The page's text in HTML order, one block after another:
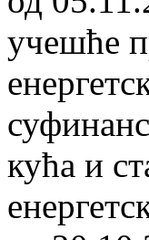
учешће
кућа и